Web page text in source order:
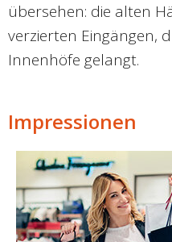
übersehen: die alten
verzierten Eingängen,
Innenhöfe gelangt.
Impressionen